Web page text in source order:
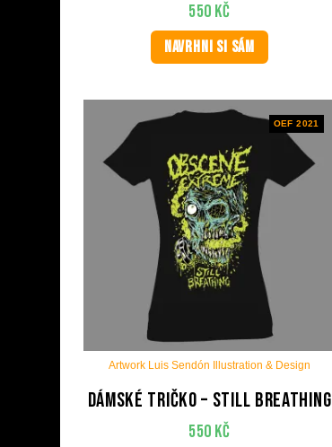
550 Kč
NAVRHNI SI SÁM
OEF 2021
Artwork Luis Sendón Illustration & Design
Dámské tričko – Still Breathing
550 Kč